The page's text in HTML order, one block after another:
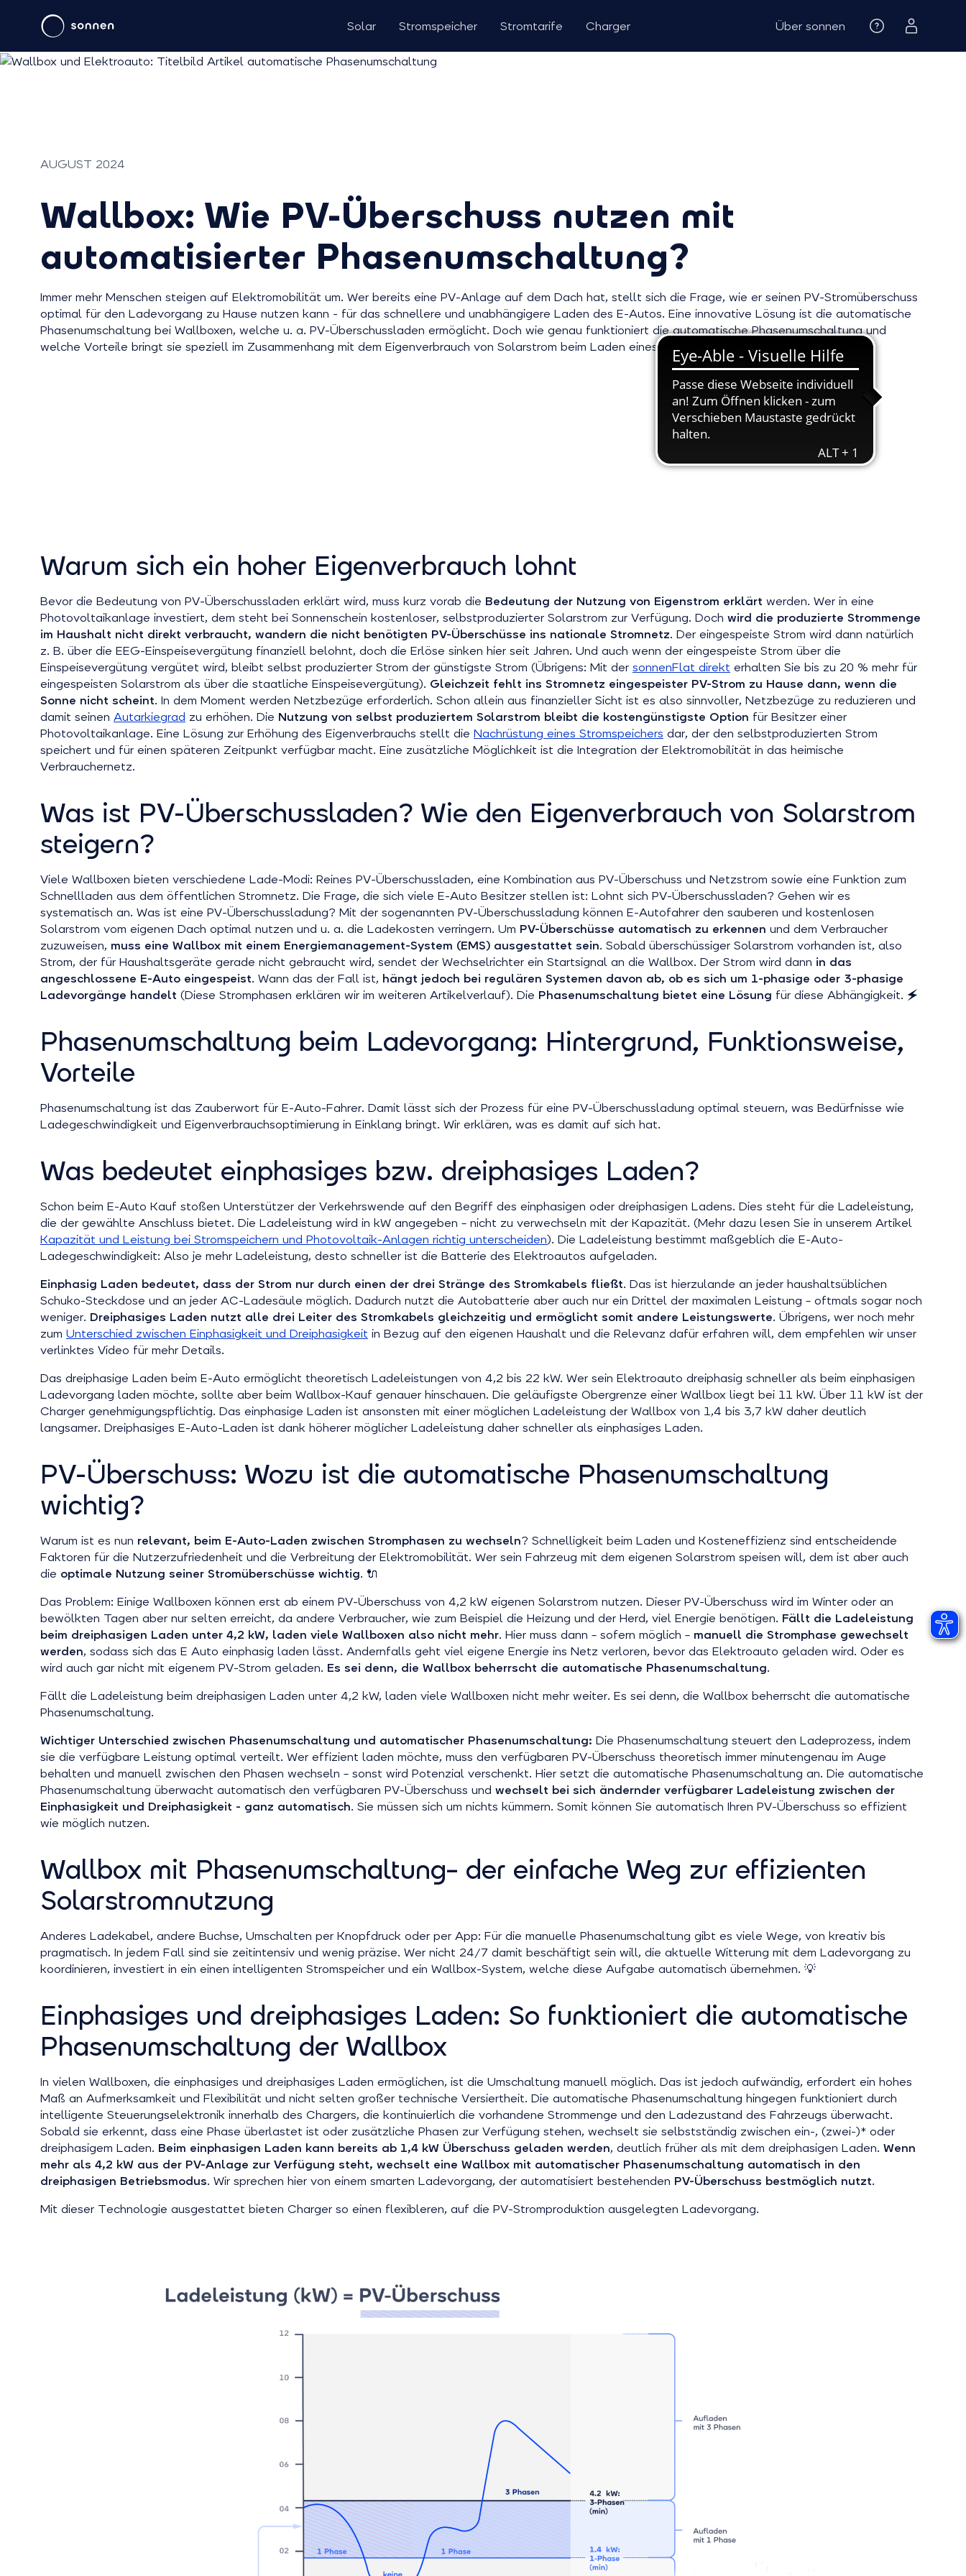
Solar Stromspeicher Stromtarife Charger Über sonnen
AUGUST 2024
Wallbox: Wie PV-Überschuss nutzen mit
automatisierter Phasenumschaltung?
Immer mehr Menschen steigen auf Elektromobilität um. Wer bereits eine PV-Anlage auf dem Dach hat, stellt sich die Frage, wie er seinen PV-Stromüberschuss
optimal für den Ladevorgang zu Hause nutzen kann - für das schnellere und unabhängigere Laden des E-Autos. Eine innovative Lösung ist die automatische
Phasenumschaltung bei Wallboxen, welche u. a. PV-Überschussladen ermöglicht. Doch wie genau funktioniert die automatische Phasenumschaltung und
welche Vorteile bringt sie speziell im Zusammenhang mit dem Eigenverbrauch von Solarstrom beim Laden eines Elektroautos?
Warum sich ein hoher Eigenverbrauch lohnt
Bevor die Bedeutung von PV-Überschussladen erklärt wird, muss kurz vorab die Bedeutung der Nutzung von Eigenstrom erklärt werden. Wer in eine
Photovoltaikanlage investiert, dem steht bei Sonnenschein kostenloser, selbstproduzierter Solarstrom zur Verfügung. Doch wird die produzierte Strommenge
im Haushalt nicht direkt verbraucht, wandern die nicht benötigten PV-Überschüsse ins nationale Stromnetz. Der eingespeiste Strom wird dann natürlich
z. B. über die EEG-Einspeisevergütung finanziell belohnt, doch die Erlöse sinken hier seit Jahren. Und auch wenn der eingespeiste Strom über die
Einspeisevergütung vergütet wird, bleibt selbst produzierter Strom der günstigste Strom (Übrigens: Mit der sonnenFlat direkt erhalten Sie bis zu 20 % mehr für
eingespeisten Solarstrom als über die staatliche Einspeisevergütung). Gleichzeit fehlt ins Stromnetz eingespeister PV-Strom zu Hause dann, wenn die
Sonne nicht scheint. In dem Moment werden Netzbezüge erforderlich. Schon allein aus finanzieller Sicht ist es also sinnvoller, Netzbezüge zu reduzieren und
damit seinen Autarkiegrad zu erhöhen. Die Nutzung von selbst produziertem Solarstrom bleibt die kostengünstigste Option für Besitzer einer
Photovoltaikanlage. Eine Lösung zur Erhöhung des Eigenverbrauchs stellt die Nachrüstung eines Stromspeichers dar, der den selbstproduzierten Strom
speichert und für einen späteren Zeitpunkt verfügbar macht. Eine zusätzliche Möglichkeit ist die Integration der Elektromobilität in das heimische
Verbrauchernetz.
Was ist PV-Überschussladen? Wie den Eigenverbrauch von Solarstrom
steigern?
Viele Wallboxen bieten verschiedene Lade-Modi: Reines PV-Überschussladen, eine Kombination aus PV-Überschuss und Netzstrom sowie eine Funktion zum
Schnellladen aus dem öffentlichen Stromnetz. Die Frage, die sich viele E-Auto Besitzer stellen ist: Lohnt sich PV-Überschussladen? Gehen wir es
systematisch an. Was ist eine PV-Überschussladung? Mit der sogenannten PV-Überschussladung können E-Autofahrer den sauberen und kostenlosen
Solarstrom vom eigenen Dach optimal nutzen und u. a. die Ladekosten verringern. Um PV-Überschüsse automatisch zu erkennen und dem Verbraucher
zuzuweisen, muss eine Wallbox mit einem Energiemanagement-System (EMS) ausgestattet sein. Sobald überschüssiger Solarstrom vorhanden ist, also
Strom, der für Haushaltsgeräte gerade nicht gebraucht wird, sendet der Wechselrichter ein Startsignal an die Wallbox. Der Strom wird dann in das
angeschlossene E-Auto eingespeist. Wann das der Fall ist, hängt jedoch bei regulären Systemen davon ab, ob es sich um 1-phasige oder 3-phasige
Ladevorgänge handelt (Diese Stromphasen erklären wir im weiteren Artikelverlauf). Die Phasenumschaltung bietet eine Lösung für diese Abhängigkeit. 🗲
Phasenumschaltung beim Ladevorgang: Hintergrund, Funktionsweise,
Vorteile
Phasenumschaltung ist das Zauberwort für E-Auto-Fahrer. Damit lässt sich der Prozess für eine PV-Überschussladung optimal steuern, was Bedürfnisse wie
Ladegeschwindigkeit und Eigenverbrauchsoptimierung in Einklang bringt. Wir erklären, was es damit auf sich hat.
Was bedeutet einphasiges bzw. dreiphasiges Laden?
Schon beim E-Auto Kauf stoßen Unterstützer der Verkehrswende auf den Begriff des einphasigen oder dreiphasigen Ladens. Dies steht für die Ladeleistung,
die der gewählte Anschluss bietet. Die Ladeleistung wird in kW angegeben – nicht zu verwechseln mit der Kapazität. (Mehr dazu lesen Sie in unserem Artikel
Kapazität und Leistung bei Stromspeichern und Photovoltaik-Anlagen richtig unterscheiden). Die Ladeleistung bestimmt maßgeblich die E-Auto-
Ladegeschwindigkeit: Also je mehr Ladeleistung, desto schneller ist die Batterie des Elektroautos aufgeladen.
Einphasig Laden bedeutet, dass der Strom nur durch einen der drei Stränge des Stromkabels fließt. Das ist hierzulande an jeder haushaltsüblichen
Schuko-Steckdose und an jeder AC-Ladesäule möglich. Dadurch nutzt die Autobatterie aber auch nur ein Drittel der maximalen Leistung – oftmals sogar noch
weniger. Dreiphasiges Laden nutzt alle drei Leiter des Stromkabels gleichzeitig und ermöglicht somit andere Leistungswerte. Übrigens, wer noch mehr
zum Unterschied zwischen Einphasigkeit und Dreiphasigkeit in Bezug auf den eigenen Haushalt und die Relevanz dafür erfahren will, dem empfehlen wir unser
verlinktes Video für mehr Details.
Das dreiphasige Laden beim E-Auto ermöglicht theoretisch Ladeleistungen von 4,2 bis 22 kW. Wer sein Elektroauto dreiphasig schneller als beim einphasigen
Ladevorgang laden möchte, sollte aber beim Wallbox-Kauf genauer hinschauen. Die geläufigste Obergrenze einer Wallbox liegt bei 11 kW. Über 11 kW ist der
Charger genehmigungspflichtig. Das einphasige Laden ist ansonsten mit einer möglichen Ladeleistung der Wallbox von 1,4 bis 3,7 kW daher deutlich
langsamer. Dreiphasiges E-Auto-Laden ist dank höherer möglicher Ladeleistung daher schneller als einphasiges Laden.
PV-Überschuss: Wozu ist die automatische Phasenumschaltung
wichtig?
Warum ist es nun relevant, beim E-Auto-Laden zwischen Stromphasen zu wechseln? Schnelligkeit beim Laden und Kosteneffizienz sind entscheidende
Faktoren für die Nutzerzufriedenheit und die Verbreitung der Elektromobilität. Wer sein Fahrzeug mit dem eigenen Solarstrom speisen will, dem ist aber auch
die optimale Nutzung seiner Stromüberschüsse wichtig. 🔌
Das Problem: Einige Wallboxen können erst ab einem PV-Überschuss von 4,2 kW eigenen Solarstrom nutzen. Dieser PV-Überschuss wird im Winter oder an
bewölkten Tagen aber nur selten erreicht, da andere Verbraucher, wie zum Beispiel die Heizung und der Herd, viel Energie benötigen. Fällt die Ladeleistung
beim dreiphasigen Laden unter 4,2 kW, laden viele Wallboxen also nicht mehr. Hier muss dann – sofern möglich – manuell die Stromphase gewechselt
werden, sodass sich das E Auto einphasig laden lässt. Andernfalls geht viel eigene Energie ins Netz verloren, bevor das Elektroauto geladen wird. Oder es
wird auch gar nicht mit eigenem PV-Strom geladen. Es sei denn, die Wallbox beherrscht die automatische Phasenumschaltung.
Fällt die Ladeleistung beim dreiphasigen Laden unter 4,2 kW, laden viele Wallboxen nicht mehr weiter. Es sei denn, die Wallbox beherrscht die automatische
Phasenumschaltung.
Wichtiger Unterschied zwischen Phasenumschaltung und automatischer Phasenumschaltung: Die Phasenumschaltung steuert den Ladeprozess, indem
sie die verfügbare Leistung optimal verteilt. Wer effizient laden möchte, muss den verfügbaren PV-Überschuss theoretisch immer minutengenau im Auge
behalten und manuell zwischen den Phasen wechseln – sonst wird Potenzial verschenkt. Hier setzt die automatische Phasenumschaltung an. Die automatische
Phasenumschaltung überwacht automatisch den verfügbaren PV-Überschuss und wechselt bei sich ändernder verfügbarer Ladeleistung zwischen der
Einphasigkeit und Dreiphasigkeit - ganz automatisch. Sie müssen sich um nichts kümmern. Somit können Sie automatisch Ihren PV-Überschuss so effizient
wie möglich nutzen.
Wallbox mit Phasenumschaltung– der einfache Weg zur effizienten
Solarstromnutzung
Anderes Ladekabel, andere Buchse, Umschalten per Knopfdruck oder per App: Für die manuelle Phasenumschaltung gibt es viele Wege, von kreativ bis
pragmatisch. In jedem Fall sind sie zeitintensiv und wenig präzise. Wer nicht 24/7 damit beschäftigt sein will, die aktuelle Witterung mit dem Ladevorgang zu
koordinieren, investiert in ein einen intelligenten Stromspeicher und ein Wallbox-System, welche diese Aufgabe automatisch übernehmen. 💡
Einphasiges und dreiphasiges Laden: So funktioniert die automatische
Phasenumschaltung der Wallbox
In vielen Wallboxen, die einphasiges und dreiphasiges Laden ermöglichen, ist die Umschaltung manuell möglich. Das ist jedoch aufwändig, erfordert ein hohes
Maß an Aufmerksamkeit und Flexibilität und nicht selten großer technische Versiertheit. Die automatische Phasenumschaltung hingegen funktioniert durch
intelligente Steuerungselektronik innerhalb des Chargers, die kontinuierlich die vorhandene Strommenge und den Ladezustand des Fahrzeugs überwacht.
Sobald sie erkennt, dass eine Phase überlastet ist oder zusätzliche Phasen zur Verfügung stehen, wechselt sie selbstständig zwischen ein-, (zwei-)* oder
dreiphasigem Laden. Beim einphasigen Laden kann bereits ab 1,4 kW Überschuss geladen werden, deutlich früher als mit dem dreiphasigen Laden. Wenn
mehr als 4,2 kW aus der PV-Anlage zur Verfügung steht, wechselt eine Wallbox mit automatischer Phasenumschaltung automatisch in den
dreiphasigen Betriebsmodus. Wir sprechen hier von einem smarten Ladevorgang, der automatisiert bestehenden PV-Überschuss bestmöglich nutzt.
Mit dieser Technologie ausgestattet bieten Charger so einen flexibleren, auf die PV-Stromproduktion ausgelegten Ladevorgang.